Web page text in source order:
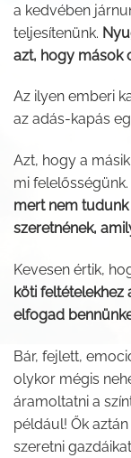
a kedvében
teljesítenünk.
azt, hogy mások
Az ilyen emberi
az adás-kapás
Azt, hogy a
mi felelősségünk.
mert nem
szeretnének,
Kevesen értik,
köti feltételekhez
elfogad
Bár, fejlett,
olykor mégis
áramoltatni a
például! Ők
szeretni